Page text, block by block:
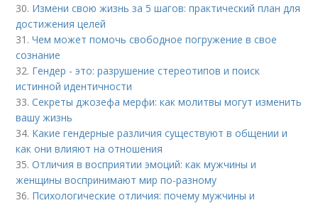
30. Измени свою жизнь за 5 шагов: практический план для
достижения целей
31.Чем может помочь свободное погружение в свое
сознание
32. Гендер - это: разрушение стереотипов и поиск
истинной идентичности
33.Секреты джозефа мерфи: как молитвы могут изменить
вашу жизнь
34. Какие гендерные различия существуют в общении и
как они влияют на отношения
35.Отличия в восприятии эмоций: как мужчины и
женщины воспринимают мир по-разному
36. Психологические отличия: почему мужчины и